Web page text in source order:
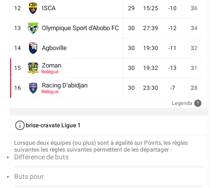
12 ISCA 29 15:25 -10 36
13 Olympique Sport d'Abobo FC 30 27:39 -12 34
14 Agboville 30 19:30 -11 32
15 Zoman
Relégué
30 19:32 -13 31
16 Racing D'abidjan
Relégué
30 23:30 -7 28
Legenda ?
brise-cravate Ligue 1
Lorsque deux équipes (ou plus) sont à égalité sur Points, les règles
suivantes les règles suivantes permettent de les départager :
Différence de buts
Buts pour